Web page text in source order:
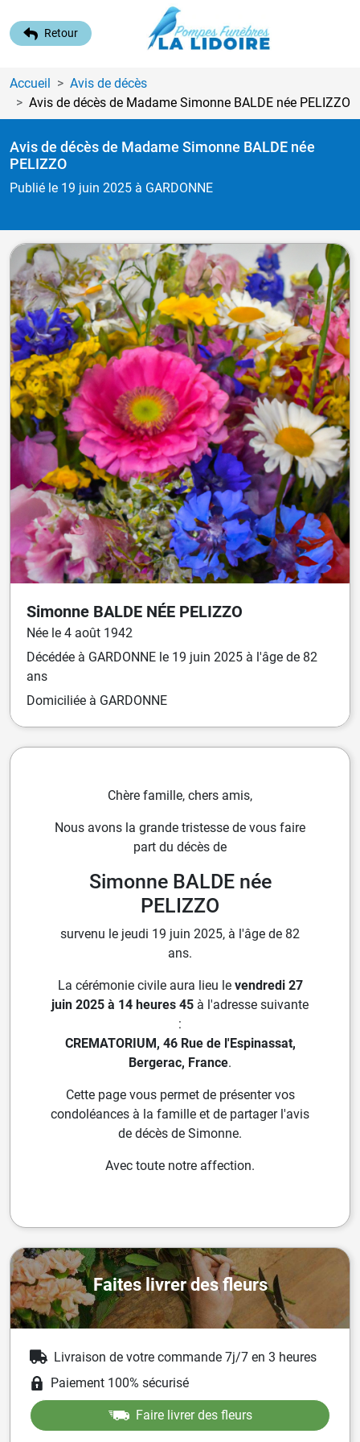
Retour
Accueil
Avis de décès
Avis de décès de Madame Simonne BALDE née PELIZZO
Avis de décès de Madame Simonne BALDE née
PELIZZO
Publié le 19 juin 2025 à GARDONNE
Simonne BALDE NÉE PELIZZO
Née le 4 août 1942
Décédée à GARDONNE le 19 juin 2025 à l'âge de 82
ans
Domiciliée à GARDONNE
Chère famille, chers amis,
Nous avons la grande tristesse de vous faire
part du décès de
Simonne BALDE née
PELIZZO
survenu le jeudi 19 juin 2025, à l'âge de 82
ans.
La cérémonie civile aura lieu le vendredi 27
juin 2025 à 14 heures 45 à l'adresse suivante
:
CREMATORIUM, 46 Rue de l'Espinassat,
Bergerac, France.
Cette page vous permet de présenter vos
condoléances à la famille et de partager l'avis
de décès de Simonne.
Avec toute notre affection.
Faites livrer des fleurs
Livraison de votre commande 7j/7 en 3 heures
Paiement 100% sécurisé
Faire livrer des fleurs